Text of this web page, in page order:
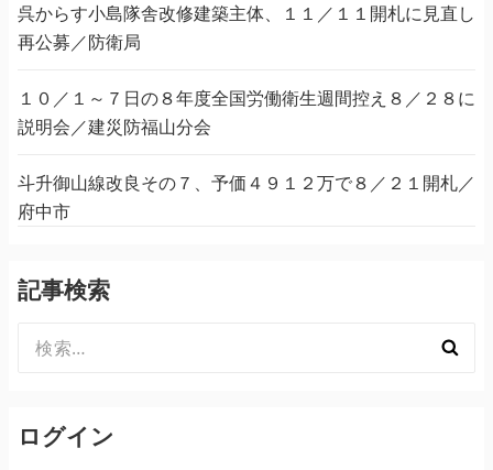
呉からす小島隊舎改修建築主体、１１／１１開札に見直し
再公募／防衛局
１０／１～７日の８年度全国労働衛生週間控え８／２８に
説明会／建災防福山分会
斗升御山線改良その７、予価４９１２万で８／２１開札／
府中市
記事検索
索:
ログイン